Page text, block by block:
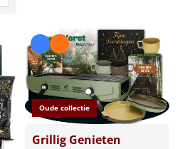
Oude collectie
Grillig Genieten